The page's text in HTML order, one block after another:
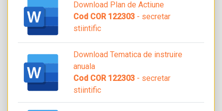
Download Plan de Actiune
Cod COR 122303 - secretar
stiintific
Download Tematica de instruire
anuala
Cod COR 122303 - secretar
stiintific